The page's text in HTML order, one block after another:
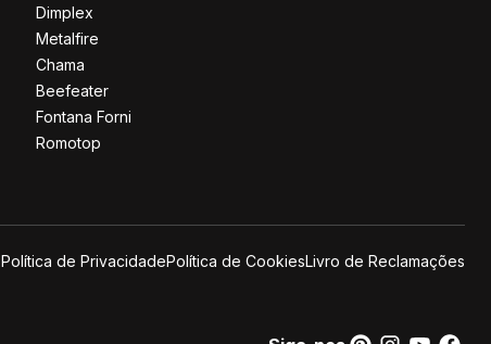
Dimplex
Metalfire
Chama
Beefeater
Fontana Forni
Romotop
Política de PrivacidadePolítica de CookiesLivro de Reclamações